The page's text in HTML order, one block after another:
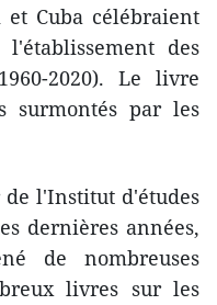
Cuba célébraient
des
2020). Le livre
surmontés par les
de l'Institut d'études
dernières années,
de nombreuses
livres sur les